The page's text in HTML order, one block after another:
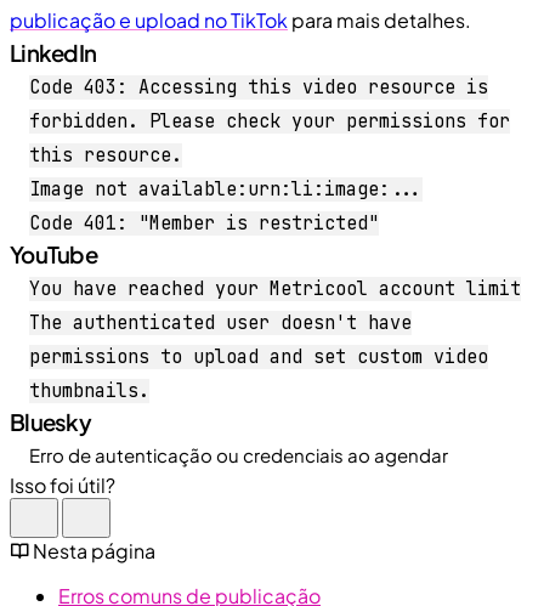
publicação e upload no TikTok para mais detalhes.
LinkedIn
Code 403: Accessing this video resource is
forbidden. Please check your permissions for
this resource.
Image not available:urn:li:image:...
Code 401: "Member is restricted"
YouTube
You have reached your Metricool account limit
The authenticated user doesn't have
permissions to upload and set custom video
thumbnails.
Bluesky
Erro de autenticação ou credenciais ao agendar
Isso foi útil?
Nesta página
Erros comuns de publicação